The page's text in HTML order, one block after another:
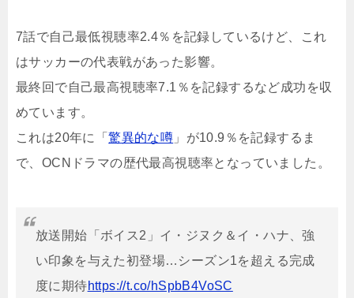
7話で自己最低視聴率2.4％を記録しているけど、これ
はサッカーの代表戦があった影響。
最終回で自己最高視聴率7.1％を記録するなど成功を収
めています。
これは20年に「驚異的な噂 」が10.9％を記録するま
で、OCNドラマの歴代最高視聴率となっていました。
放送開始「ボイス2」イ・ジヌク＆イ・ハナ、強
い印象を与えた初登場…シーズン1を超える完成
度に期待https://t.co/hSpbB4VoSC